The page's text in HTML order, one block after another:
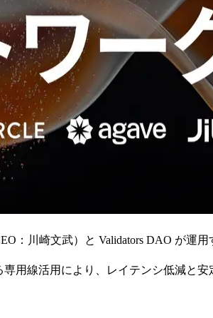
：川崎文武）と Validators DAO が運
用線活用により、レイテンシ低減と